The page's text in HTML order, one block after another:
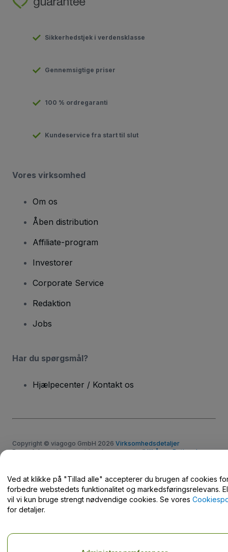
Sikkerhedstjek i verdensklasse
Gennemsigtige priser
100 % ordregaranti
Kundeservice fra start til slut
Vores virksomhed
Om os
Åben distribution
Affiliate-program
Investorer
Corporate Service
Redaktion
Jobs
Har du spørgsmål?
Hjælpecenter / Kontakt os
Copyright © viagogo GmbH 2026 Virksomhedsdetaljer
Brug af denne hjemmeside udgør accept afVilkår og Betingelser
Ved at klikke på "Tillad alle" accepterer du brugen af cookies
forbedre webstedets funktionalitet og markedsføringsrelevans.
vil vi kun bruge strengt nødvendige cookies. Se vores
for detaljer.